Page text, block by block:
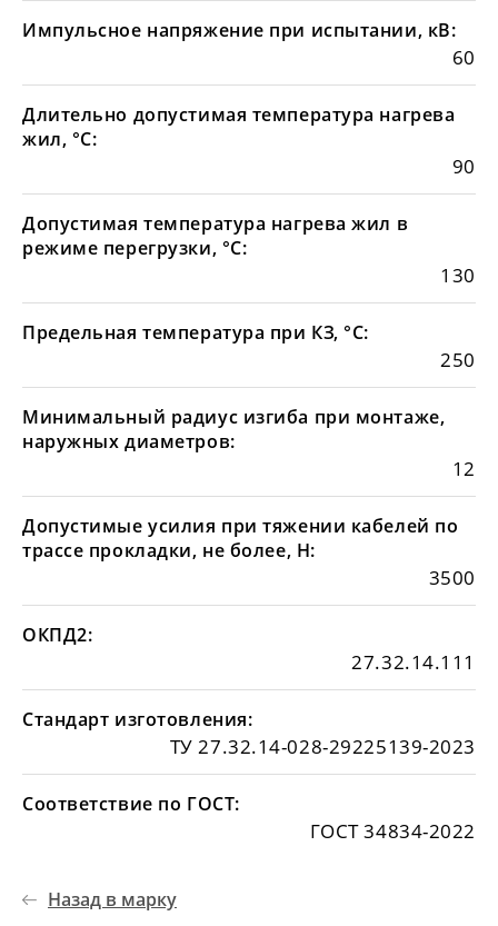
Импульсное напряжение при испытании, кВ:
60
Длительно допустимая температура нагрева
жил, °С:
90
Допустимая температура нагрева жил в
режиме перегрузки, °С:
130
Предельная температура при КЗ, °С:
250
Минимальный радиус изгиба при монтаже,
наружных диаметров:
12
Допустимые усилия при тяжении кабелей по
трассе прокладки, не более, Н:
3500
ОКПД2:
27.32.14.111
Стандарт изготовления:
ТУ 27.32.14-028-29225139-2023
Соответствие по ГОСТ:
ГОСТ 34834-2022
Назад в марку